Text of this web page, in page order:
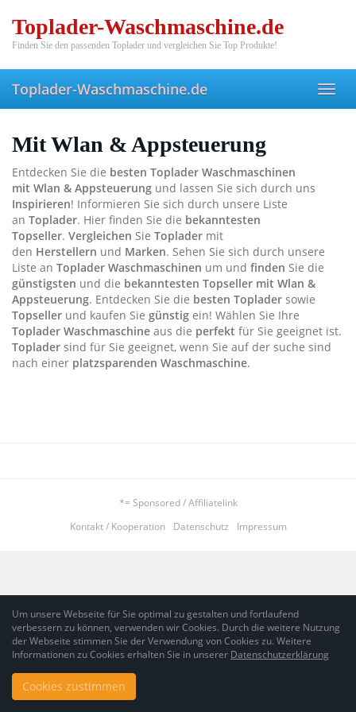
mainToplader-Waschmaschine.de
Finden Sie den passenden Toplader und vergleichen Sie Top Produkte!
Toplader-Waschmaschine.de
Mit Wlan & Appsteuerung
Entdecken Sie die besten Toplader Waschmaschinen
mit Wlan & Appsteuerung und lassen Sie sich durch uns
Inspirieren! Informieren Sie sich durch unsere Liste
an Toplader. Hier finden Sie die bekanntesten
Topseller. Vergleichen Sie Toplader mit
den Herstellern und Marken. Sehen Sie sich durch unsere
Liste an Toplader Waschmaschinen um und finden Sie die
günstigsten und die bekanntesten Topseller mit Wlan &
Appsteuerung. Entdecken Sie die besten Toplader sowie
Topseller und kaufen Sie günstig ein! Wählen Sie Ihre
Toplader Waschmaschine aus die perfekt für Sie geeignet ist.
Toplader sind für Sie geeignet, wenn Sie auf der suche sind
nach einer platzsparenden Waschmaschine.
*= Sponsored / Affiliatelink
Kontakt / Kooperation
Datenschutz Impressum
Um unsere Webseite für Sie optimal zu gestalten und fortlaufend
verbessern zu können, verwenden wir Cookies. Durch die weitere Nutzung
der Webseite stimmen Sie der Verwendung von Cookies zu. Weitere
Informationen zu Cookies erhalten Sie in unserer Datenschutzerklärung
Cookies zustimmen